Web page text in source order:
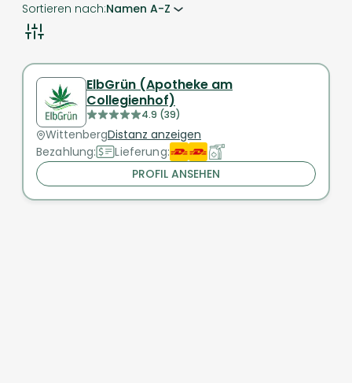
Sortieren nach:Namen A-Z
ElbGrün (Apotheke am
Collegienhof)
4.9 (39)
WittenbergDistanz anzeigen
Bezahlung:
Lieferung:
PROFIL ANSEHEN